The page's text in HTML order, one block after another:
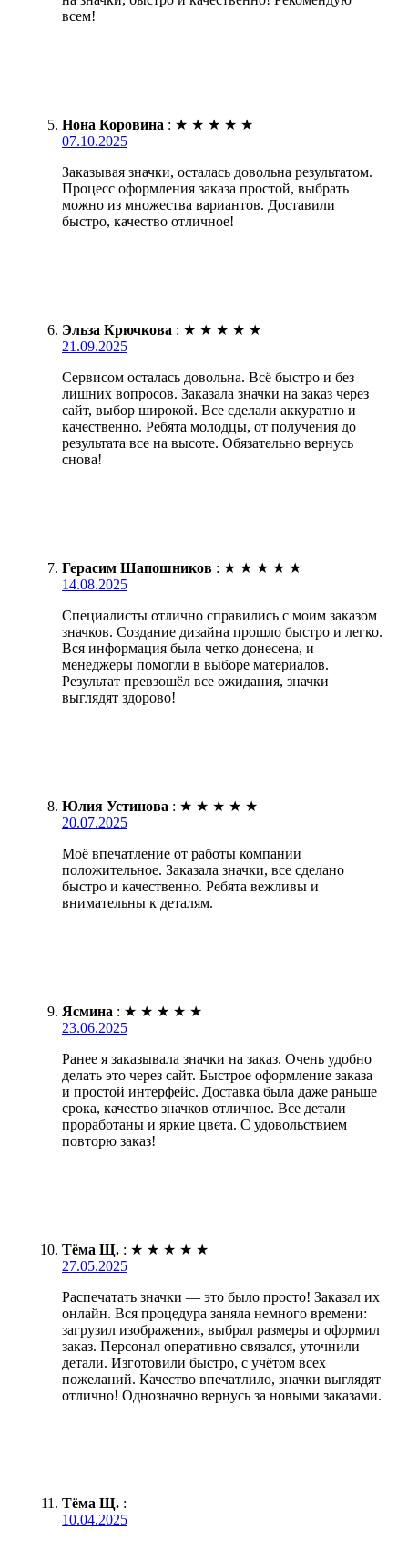
всем!
Нона Коровина : ★ ★ ★ ★ ★
07.10.2025
Заказывая значки, осталась довольна результатом.
Процесс оформления заказа простой, выбрать
можно из множества вариантов. Доставили
быстро, качество отличное!
Эльза Крючкова : ★ ★ ★ ★ ★
21.09.2025
Сервисом осталась довольна. Всё быстро и без
лишних вопросов. Заказала значки на заказ через
сайт, выбор широкой. Все сделали аккуратно и
качественно. Ребята молодцы, от получения до
результата все на высоте. Обязательно вернусь
снова!
Герасим Шапошников : ★ ★ ★ ★ ★
14.08.2025
Специалисты отлично справились с моим заказом
значков. Создание дизайна прошло быстро и легко.
Вся информация была четко донесена, и
менеджеры помогли в выборе материалов.
Результат превзошёл все ожидания, значки
выглядят здорово!
Юлия Устинова : ★ ★ ★ ★ ★
20.07.2025
Моё впечатление от работы компании
положительное. Заказала значки, все сделано
быстро и качественно. Ребята вежливы и
внимательны к деталям.
Ясмина : ★ ★ ★ ★ ★
23.06.2025
Ранее я заказывала значки на заказ. Очень удобно
делать это через сайт. Быстрое оформление заказа
и простой интерфейс. Доставка была даже раньше
срока, качество значков отличное. Все детали
проработаны и яркие цвета. С удовольствием
повторю заказ!
Тёма Щ. : ★ ★ ★ ★ ★
27.05.2025
Распечатать значки — это было просто! Заказал их
онлайн. Вся процедура заняла немного времени:
загрузил изображения, выбрал размеры и оформил
заказ. Персонал оперативно связался, уточнили
детали. Изготовили быстро, с учётом всех
пожеланий. Качество впечатлило, значки выглядят
отлично! Однозначно вернусь за новыми заказами.
Тёма Щ. :
10.04.2025